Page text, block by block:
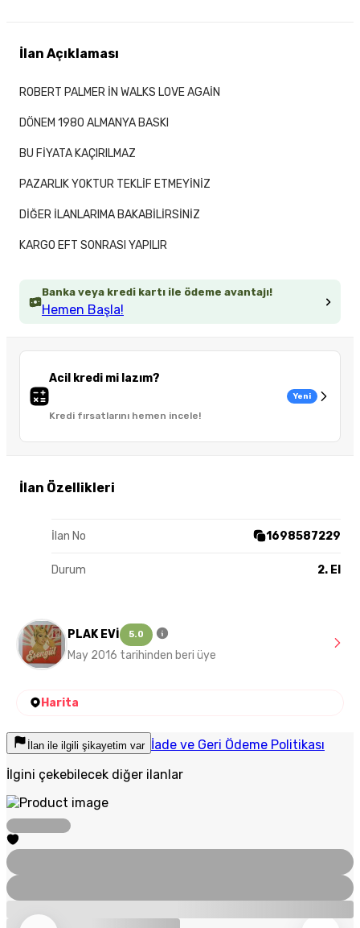
Banka veya kredi kartı ile ödeme avantajı!
Hemen Başla!
Acil kredi mi lazım?
Kredi fırsatlarını hemen incele!
Yeni
İlan Özellikleri
İlan No 1698587229
Durum 2. El
İlan Açıklaması
ROBERT PALMER İN WALKS LOVE AGAİN
DÖNEM 1980 ALMANYA BASKI
BU FİYATA KAÇIRILMAZ
PAZARLIK YOKTUR TEKLİF ETMEYİNİZ
DİĞER İLANLARIMA BAKABİLİRSİNİZ
KARGO EFT SONRASI YAPILIR
PLAK EVİ 5.0
May 2016 tarihinden beri üye
Harita
İlan ile ilgili şikayetim var İade ve Geri Ödeme Politikası
İlgini çekebilecek diğer ilanlar